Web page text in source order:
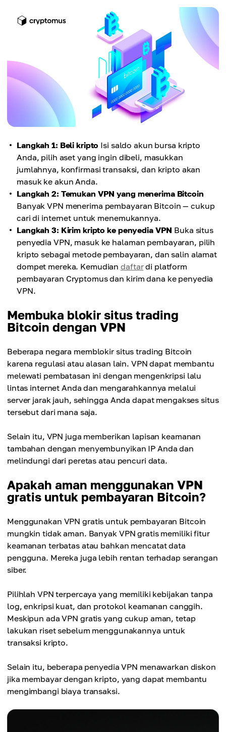
Langkah 1: Beli kripto Isi saldo akun bursa kripto
Anda, pilih aset yang ingin dibeli, masukkan
jumlahnya, konfirmasi transaksi, dan kripto akan
masuk ke akun Anda.
Langkah 2: Temukan VPN yang menerima Bitcoin
Banyak VPN menerima pembayaran Bitcoin — cukup
cari di internet untuk menemukannya.
Langkah 3: Kirim kripto ke penyedia VPN Buka situs
penyedia VPN, masuk ke halaman pembayaran, pilih
kripto sebagai metode pembayaran, dan salin alamat
dompet mereka. Kemudiandaftardi platform
pembayaran Cryptomus dan kirim dana ke penyedia
VPN.
Membuka blokir situs trading
Bitcoin dengan VPN
Beberapa negara memblokir situs trading Bitcoin
karena regulasi atau alasan lain. VPN dapat membantu
melewati pembatasan ini dengan mengenkripsi lalu
lintas internet Anda dan mengarahkannya melalui
server jarak jauh, sehingga Anda dapat mengakses situs
tersebut dari mana saja.
Selain itu, VPN juga memberikan lapisan keamanan
tambahan dengan menyembunyikan IP Anda dan
melindungi dari peretas atau pencuri data.
Apakah aman menggunakan VPN
gratis untuk pembayaran Bitcoin?
Menggunakan VPN gratis untuk pembayaran Bitcoin
mungkin tidak aman. Banyak VPN gratis memiliki fitur
keamanan terbatas atau bahkan mencatat data
pengguna. Mereka juga lebih rentan terhadap serangan
siber.
Pilihlah VPN terpercaya yang memiliki kebijakan tanpa
log, enkripsi kuat, dan protokol keamanan canggih.
Meskipun ada VPN gratis yang cukup aman, tetap
lakukan riset sebelum menggunakannya untuk
transaksi kripto.
Selain itu, beberapa penyedia VPN menawarkan diskon
jika membayar dengan kripto, yang dapat membantu
mengimbangi biaya transaksi.